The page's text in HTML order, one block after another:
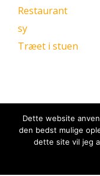
Restaurant
sy
Træet i stuen
Dette website
den bedst mulige
dette site vil jeg